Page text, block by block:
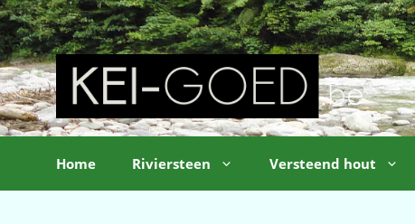
Ga
naar
de
inhoud
Home Riviersteen Versteend hout